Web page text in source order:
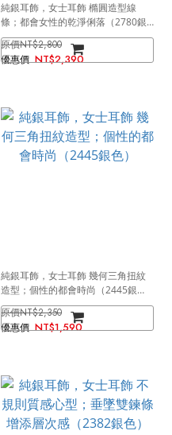
純銀耳飾，女士耳飾 橢圓造型線
條；都會女性的乾淨俐落（2780銀
色）
NT$2,800
NT$2,390
純銀耳飾，女士耳飾 幾何三角扭紋
造型；個性的都會時尚（2445銀
色）
NT$2,350
NT$1,590